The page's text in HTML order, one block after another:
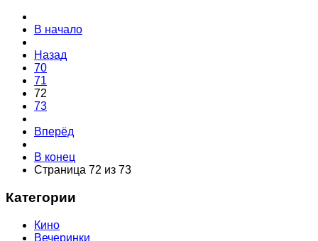
В начало
Назад
70
71
72
73
Вперёд
В конец
Страница 72 из 73
Категории
Кино
Вечеринки